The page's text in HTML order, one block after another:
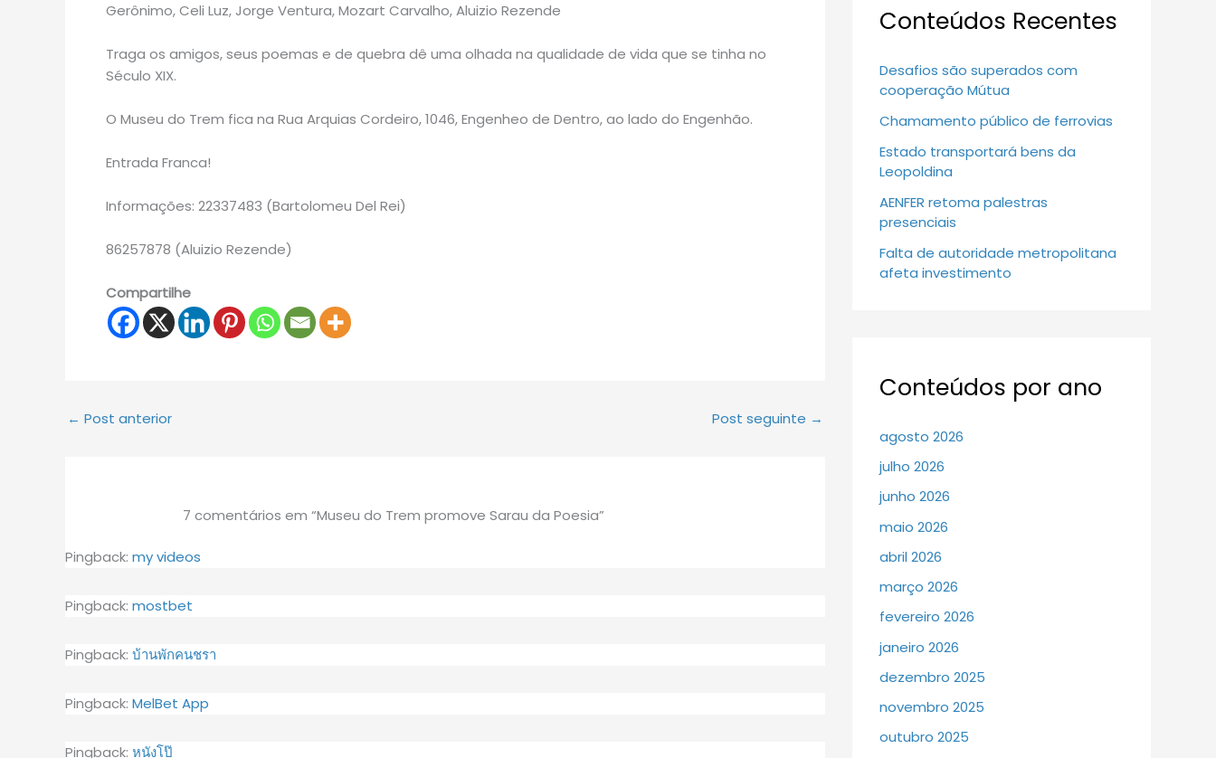
Gerônimo, Celi Luz, Jorge Ventura, Mozart Carvalho, Aluizio Rezende
Traga os amigos, seus poemas e de quebra dê uma olhada na qualidade de vida que se tinha no
Século XIX.
O Museu do Trem fica na Rua Arquias Cordeiro, 1046, Engenheo de Dentro, ao lado do Engenhão.
Entrada Franca!
Informações: 22337483 (Bartolomeu Del Rei)
86257878 (Aluizio Rezende)
Compartilhe
← Post anterior Post seguinte →
7 comentários em “Museu do Trem promove Sarau da Poesia”
Pingback: my videos
Pingback: mostbet
Pingback: บ้านพักคนชรา
Pingback: MelBet App
Pingback: หนังโป๊
Conteúdos Recentes
Desafios são superados com
cooperação Mútua
Chamamento público de ferrovias
Estado transportará bens da
Leopoldina
AENFER retoma palestras
presenciais
Falta de autoridade metropolitana
afeta investimento
Conteúdos por ano
agosto 2026
julho 2026
junho 2026
maio 2026
abril 2026
março 2026
fevereiro 2026
janeiro 2026
dezembro 2025
novembro 2025
outubro 2025